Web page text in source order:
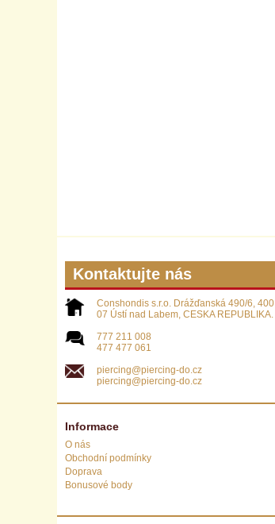
Kontaktujte nás
Conshondis s.r.o. Drážďanská 490/6, 400
07 Ústí nad Labem, CESKA REPUBLIKA.
777 211 008
477 477 061
piercing@piercing-do.cz
piercing@piercing-do.cz
Informace
O nás
Obchodní podmínky
Doprava
Bonusové body